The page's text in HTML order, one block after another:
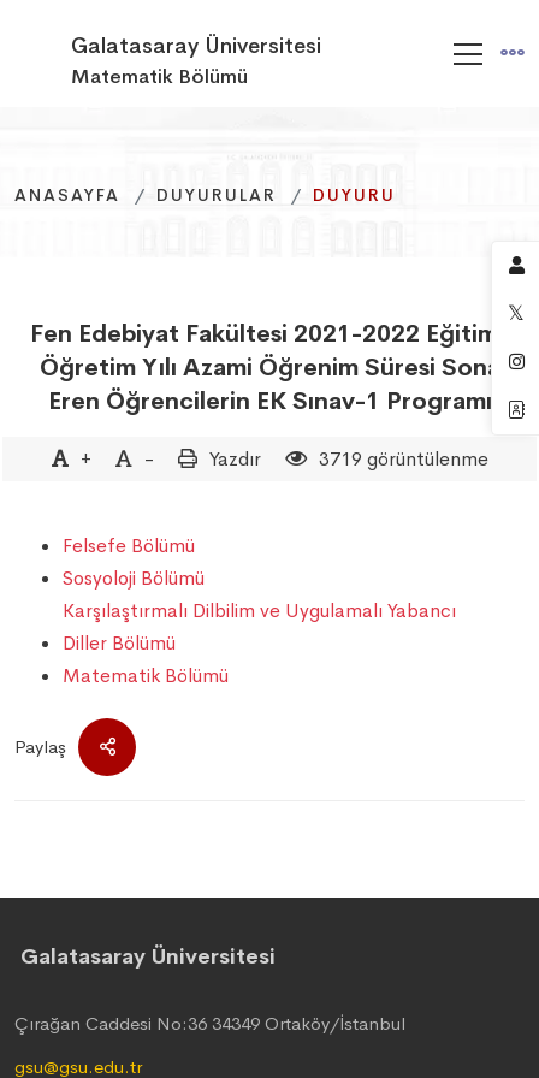
Galatasaray Üniversitesi
Matematik Bölümü
ANASAYFA DUYURULAR DUYURU
ANASAYFA DUYURULAR DUYURU
ANASAYFA DUYURULAR DUYURU
Fen Edebiyat Fakültesi 2021-2022 Eğitim-
Öğretim Yılı Azami Öğrenim Süresi Sona
Eren Öğrencilerin EK Sınav-1 Programı
+ - Yazdır 3719 görüntülenme
Felsefe Bölümü
Sosyoloji Bölümü
Karşılaştırmalı Dilbilim ve Uygulamalı Yabancı
Diller Bölümü
Matematik Bölümü
Paylaş
Galatasaray Üniversitesi
Çırağan Caddesi No:36 34349 Ortaköy/İstanbul
gsu@gsu.edu.tr